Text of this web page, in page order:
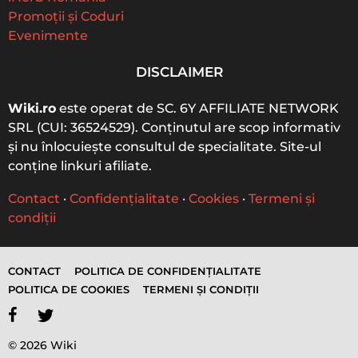
Promoții și Coduri
Evenimente
DISCLAIMER
Wiki.ro este operat de SC. 6Y AFFILIATE NETWORK
SRL (CUI: 36524529). Conținutul are scop informativ
și nu înlocuiește consultul de specialitate. Site-ul
conține linkuri afiliate.
Contact · Confidențialitate · Cookies · Termeni și
condiții
CONTACT
POLITICA DE CONFIDENȚIALITATE
POLITICA DE COOKIES
TERMENI ȘI CONDIȚII
© 2026 Wiki